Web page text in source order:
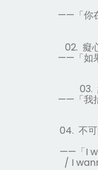
—— 「
02. 癡
—— 「
03.
—— 「
04. 不
—— 「I
/ I